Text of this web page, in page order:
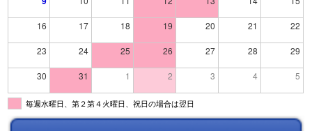
16 17 18 19 20 21 22
23 24 25 26 27 28 29
30 31 1 2 3 4 5
毎週水曜日、第２第４火曜日、祝日の場合は翌日